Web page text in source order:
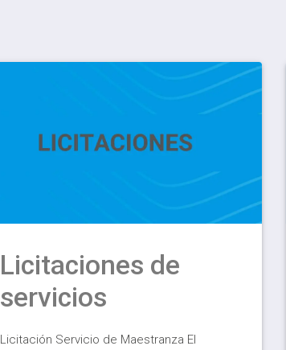
Licitaciones de
servicios
Licitación Servicio de Maestranza El